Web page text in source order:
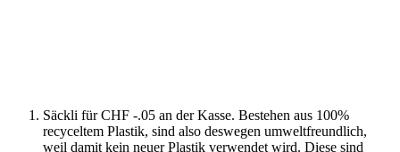
Säckli für CHF -.05 an der Kasse. Bestehen aus 100%
recyceltem Plastik, sind also deswegen umweltfreundlich,
weil damit kein neuer Plastik verwendet wird. Diese sind